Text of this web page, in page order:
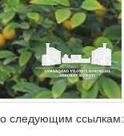
следующим ссылкам: